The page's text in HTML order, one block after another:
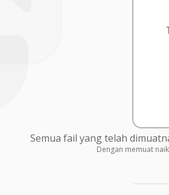
Semua fail yang telah
Dengan memuat